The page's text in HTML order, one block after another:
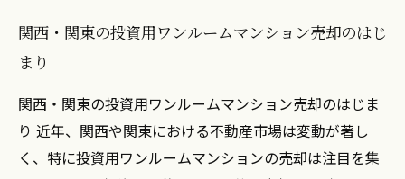
未来を見据えた賢い投資家になるために
関西・関東の投資用ワンルームマンション売却のはじ
まり
関西・関東の投資用ワンルームマンション売却のはじま
り 近年、関西や関東における不動産市場は変動が著し
く、特に投資用ワンルームマンションの売却は注目を集